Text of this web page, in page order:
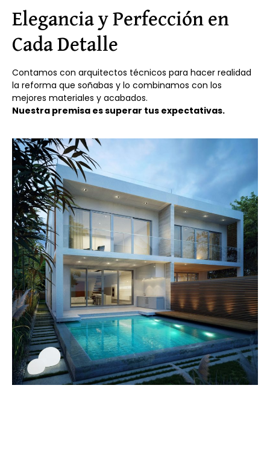
Elegancia y Perfección en
Cada Detalle
Contamos con arquitectos técnicos para hacer realidad
la reforma que soñabas y lo combinamos con los
mejores materiales y acabados.
Nuestra premisa es superar tus expectativas.